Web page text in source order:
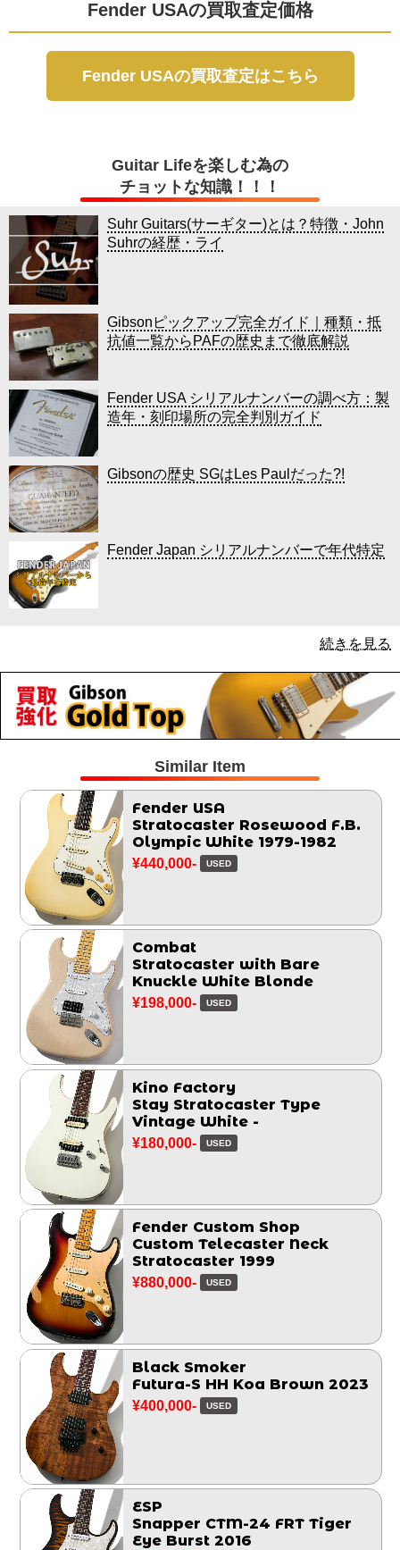
Fender USAの買取査定価格
Fender USAの買取査定はこちら
Guitar Lifeを楽しむ為の
チョットな知識！！！
Suhr Guitars(サーギター)とは？特徴・John
Suhrの経歴・ライ
Gibsonピックアップ完全ガイド｜種類・抵
抗値一覧からPAFの歴史まで徹底解説
Fender USA シリアルナンバーの調べ方：製
造年・刻印場所の完全判別ガイド
Gibsonの歴史 SGはLes Paulだった?!
Fender Japan シリアルナンバーで年代特定
続きを見る
Similar Item
Fender USA
Stratocaster Rosewood F.B.
Olympic White 1979-1982
¥440,000- USED
Combat
Stratocaster with Bare
Knuckle White Blonde
¥198,000- USED
Kino Factory
Stay Stratocaster Type
Vintage White -
¥180,000- USED
Fender Custom Shop
Custom Telecaster Neck
Stratocaster 1999
¥880,000- USED
Black Smoker
Futura-S HH Koa Brown 2023
¥400,000- USED
ESP
Snapper CTM-24 FRT Tiger
Eye Burst 2016